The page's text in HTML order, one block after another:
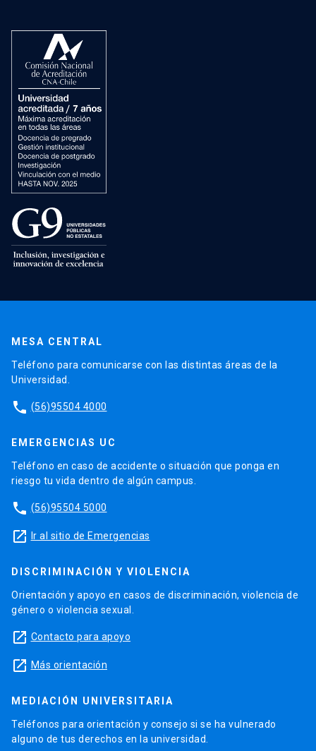
MESA CENTRAL
Teléfono para comunicarse con las distintas áreas de la
Universidad.
phone (56)95504 4000
EMERGENCIAS UC
Teléfono en caso de accidente o situación que ponga en
riesgo tu vida dentro de algún campus.
phone (56)95504 5000
launch Ir al sitio de Emergencias
DISCRIMINACIÓN Y VIOLENCIA
Orientación y apoyo en casos de discriminación, violencia de
género o violencia sexual.
launch Contacto para apoyo
launch Más orientación
MEDIACIÓN UNIVERSITARIA
Teléfonos para orientación y consejo si se ha vulnerado
alguno de tus derechos en la universidad.